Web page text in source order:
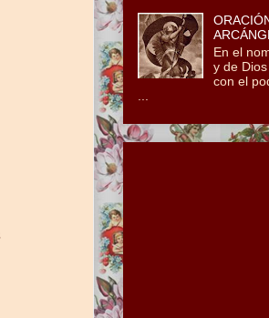
En el
y de
con el